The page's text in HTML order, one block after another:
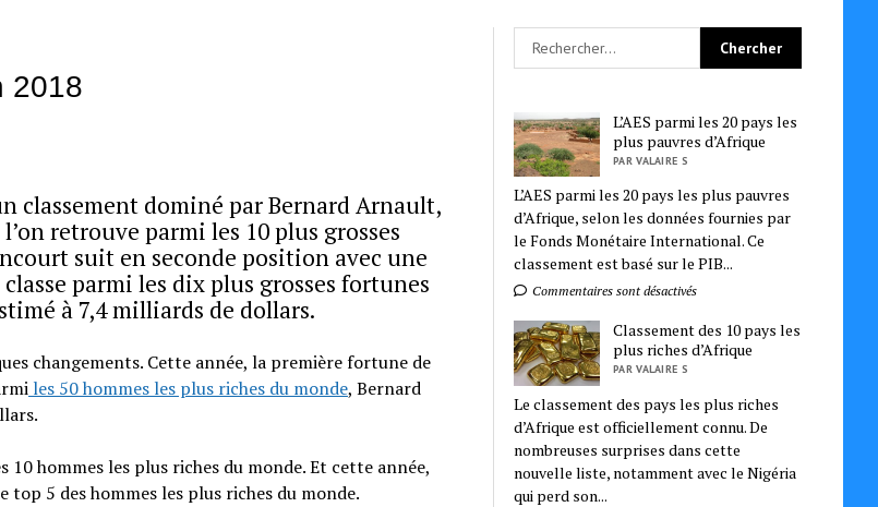
2018
classement dominé par Bernard Arnault,
retrouve parmi les 10 plus grosses
suit en seconde position avec une
parmi les dix plus grosses fortunes
à 7,4 milliards de dollars.
changements. Cette année, la première fortune de
les 50 hommes les plus riches du monde, Bernard
hommes les plus riches du monde. Et cette année,
5 des hommes les plus riches du monde.
L’AES parmi les 20 pays les
plus pauvres d’Afrique
PAR VALAIRE S
L’AES parmi les 20 pays les plus pauvres
d’Afrique, selon les données fournies par
le Fonds Monétaire International. Ce
classement est basé sur le PIB...
Commentaires sont désactivés
Classement des 10 pays les
plus riches d’Afrique
PAR VALAIRE S
Le classement des pays les plus riches
d’Afrique est officiellement connu. De
nombreuses surprises dans cette
nouvelle liste, notamment avec le Nigéria
qui perd son...